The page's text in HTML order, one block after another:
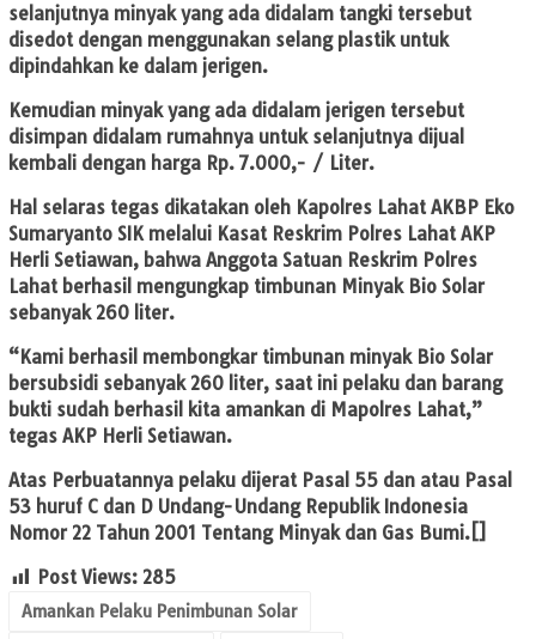
selanjutnya minyak yang ada didalam tangki tersebut
disedot dengan menggunakan selang plastik untuk
dipindahkan ke dalam jerigen.
Kemudian minyak yang ada didalam jerigen tersebut
disimpan didalam rumahnya untuk selanjutnya dijual
kembali dengan harga Rp. 7.000,- / Liter.
Hal selaras tegas dikatakan oleh Kapolres Lahat AKBP Eko
Sumaryanto SIK melalui Kasat Reskrim Polres Lahat AKP
Herli Setiawan, bahwa Anggota Satuan Reskrim Polres
Lahat berhasil mengungkap timbunan Minyak Bio Solar
sebanyak 260 liter.
“Kami berhasil membongkar timbunan minyak Bio Solar
bersubsidi sebanyak 260 liter, saat ini pelaku dan barang
bukti sudah berhasil kita amankan di Mapolres Lahat,”
tegas AKP Herli Setiawan.
Atas Perbuatannya pelaku dijerat Pasal 55 dan atau Pasal
53 huruf C dan D Undang-Undang Republik Indonesia
Nomor 22 Tahun 2001 Tentang Minyak dan Gas Bumi.[]
Post Views: 285
Amankan Pelaku Penimbunan Solar